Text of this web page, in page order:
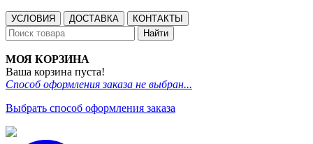
УСЛОВИЯ ДОСТАВКА
КОНТАКТЫ
Найти
МОЯ КОРЗИНА
Ваша корзина пуста!
Способ оформления заказа не выбран...
Выбрать способ оформления заказа